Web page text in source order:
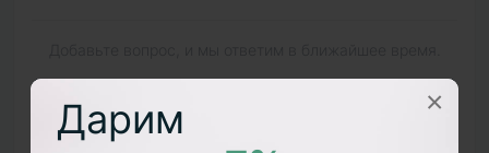
Дарим
×